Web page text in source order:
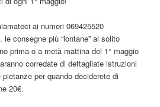
ai numeri 069425520
le consegne più “lontane” al solito
prima o a metà mattina del 1° maggio
corredate di dettagliate istruzioni
per quando deciderete di
20€.